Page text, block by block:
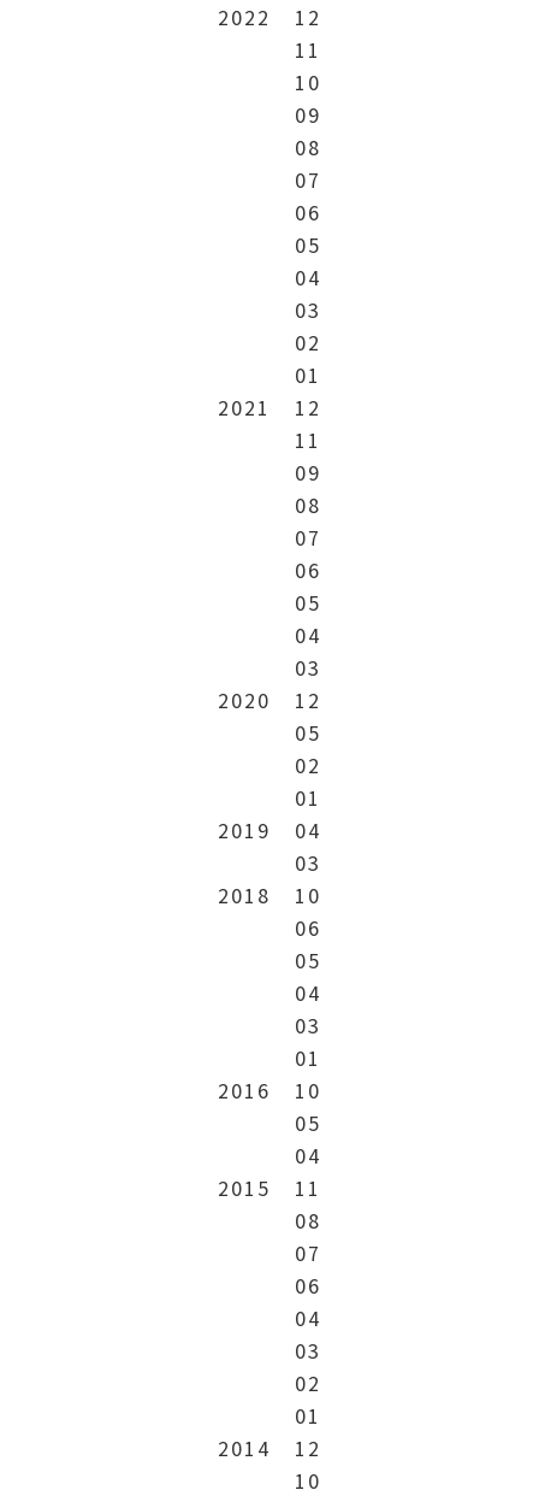
2022
12
11
10
09
08
07
06
05
04
03
02
01
2021
12
11
09
08
07
06
05
04
03
2020
12
05
02
01
2019
04
03
2018
10
06
05
04
03
01
2016
10
05
04
2015
11
08
07
06
04
03
02
01
2014
12
10